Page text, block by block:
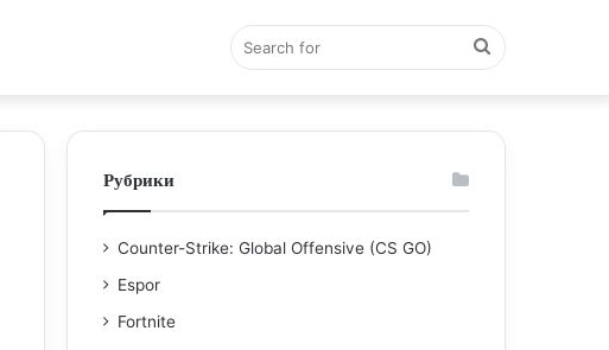
Search
for
Рубрики
Counter-Strike: Global Offensive (CS GO)
Espor
Fortnite